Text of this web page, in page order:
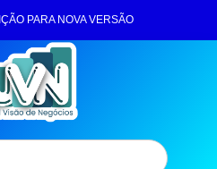
PARA NOVA VERSÃO